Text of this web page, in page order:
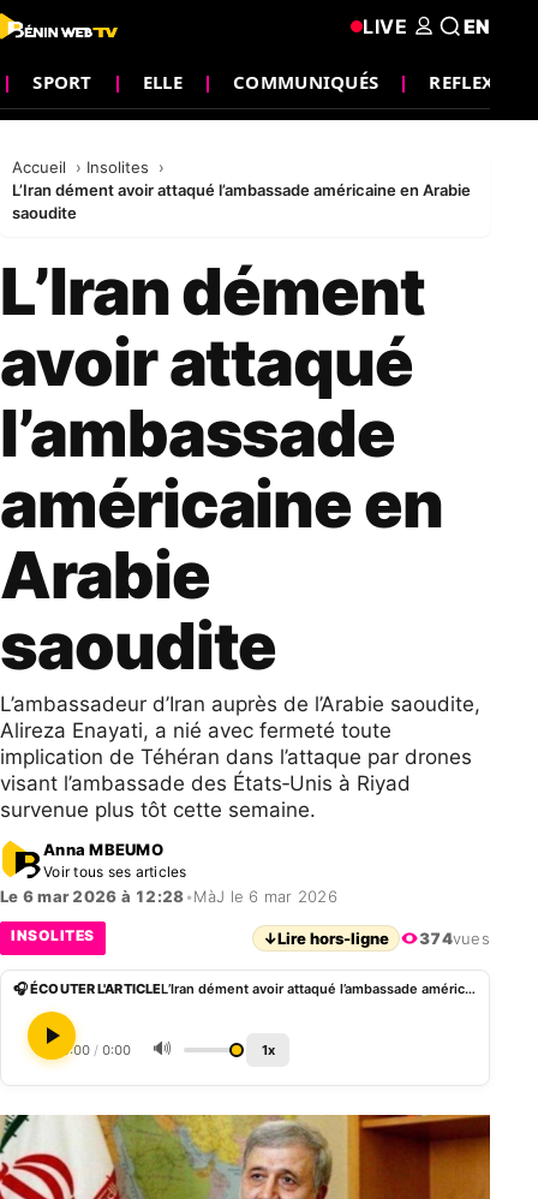
SPORT ELLE COMMUNIQUÉS REFLEXION
LIVE EN
Accueil
Insolites
L’Iran dément avoir attaqué l’ambassade américaine en Arabie
saoudite
L’Iran dément
avoir attaqué
l’ambassade
américaine en
Arabie
saoudite
L’ambassadeur d’Iran auprès de l’Arabie saoudite,
Alireza Enayati, a nié avec fermeté toute
implication de Téhéran dans l’attaque par drones
visant l’ambassade des États‑Unis à Riyad
survenue plus tôt cette semaine.
Anna MBEUMO
Voir tous ses articles
Le 6 mar 2026 à 12:28•MàJ le 6 mar 2026
INSOLITES ↓Lire hors-ligne 374vues
🎧 ÉCOUTER L'ARTICLE L’Iran dément avoir attaqué l’ambassade américaine en Arabie saoudite
0:00 / 0:00 🔊 1x